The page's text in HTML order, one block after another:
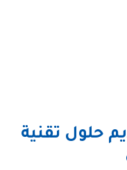
حلول تقنية